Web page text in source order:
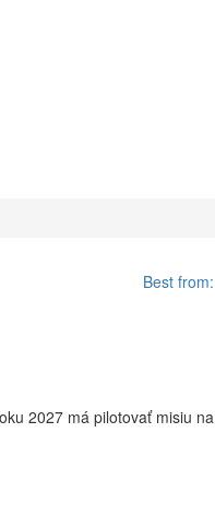
Best from:
2027 má pilotovať misiu na